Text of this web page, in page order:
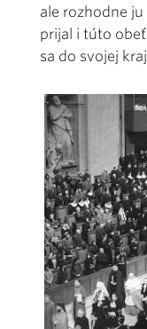
ale rozhodne
prijal i túto
sa do svojej